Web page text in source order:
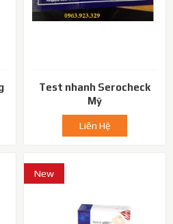
Test nhanh Serocheck
Mỹ
Liên Hệ
New